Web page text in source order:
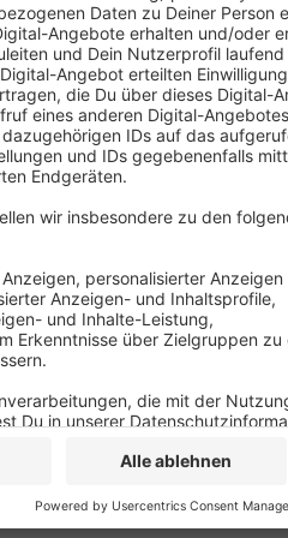
ganz absagen müssen. Radio
für April über die
Ferienwohnung musste wegen
Paar Radio Kiepenkerl um Hilfe
Ferienwohnung
Buchungsplattform Kontakt
sich prompt bei Radio
Geld soll in einer Woche auf
in Dülmen bei solchen Fällen:
Setzen Sie dann eine Frist, bis